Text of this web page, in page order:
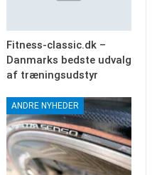
Fitness-classic.dk –
Danmarks bedste udvalg
af træningsudstyr
ANDRE NYHEDER